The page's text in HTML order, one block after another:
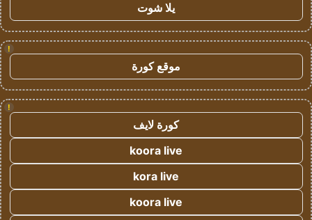
يلا شوت
!
موقع كورة
!
كورة لايف
koora live
kora live
koora live